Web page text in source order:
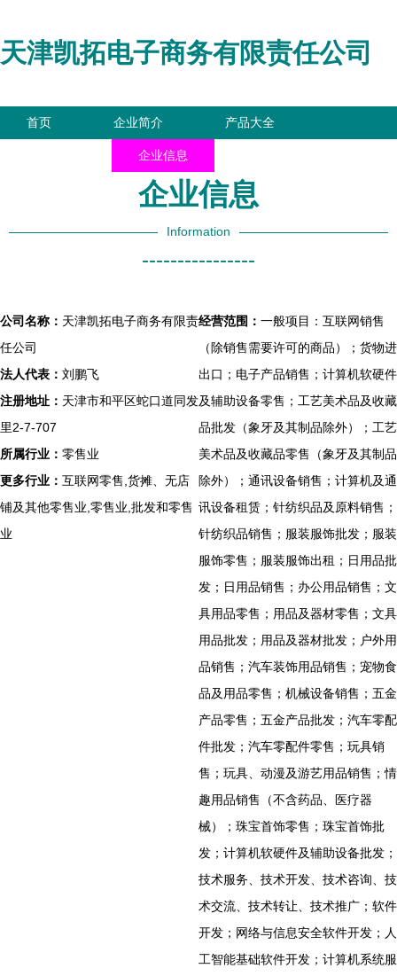
天津凯拓电子商务有限责任公司
首页 企业简介 产品大全
企业信息
企业信息
Information
----------------
公司名称： 天津凯拓电子商务有限责
任公司
法人代表： 刘鹏飞
注册地址： 天津市和平区蛇口道同发
里2-7-707
所属行业： 零售业
更多行业： 互联网零售,货摊、无店
铺及其他零售业,零售业,批发和零售
业
经营范围： 一般项目：互联网销售
（除销售需要许可的商品）；货物进
出口；电子产品销售；计算机软硬件
及辅助设备零售；工艺美术品及收藏
品批发（象牙及其制品除外）；工艺
美术品及收藏品零售（象牙及其制品
除外）；通讯设备销售；计算机及通
讯设备租赁；针纺织品及原料销售；
针纺织品销售；服装服饰批发；服装
服饰零售；服装服饰出租；日用品批
发；日用品销售；办公用品销售；文
具用品零售；用品及器材零售；文具
用品批发；用品及器材批发；户外用
品销售；汽车装饰用品销售；宠物食
品及用品零售；机械设备销售；五金
产品零售；五金产品批发；汽车零配
件批发；汽车零配件零售；玩具销
售；玩具、动漫及游艺用品销售；情
趣用品销售（不含药品、医疗器
械）；珠宝首饰零售；珠宝首饰批
发；计算机软硬件及辅助设备批发；
技术服务、技术开发、技术咨询、技
术交流、技术转让、技术推广；软件
开发；网络与信息安全软件开发；人
工智能基础软件开发；计算机系统服